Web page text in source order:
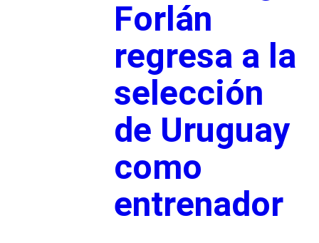
Forlán
regresa a la
selección
de Uruguay
como
entrenador